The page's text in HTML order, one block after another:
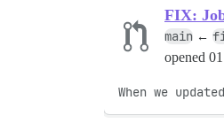
FIX:
main ←
opened
When we